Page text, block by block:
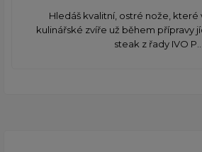
Hledáš kvalitní, ostré nože,
kulinářské zvíře už během přípravy
steak z řady IVO P...